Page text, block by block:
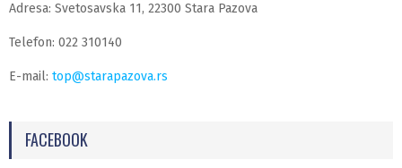
Adresa: Svetosavska 11, 22300 Stara Pazova
Telefon: 022 310140
E-mail: top@starapazova.rs
FACEBOOK